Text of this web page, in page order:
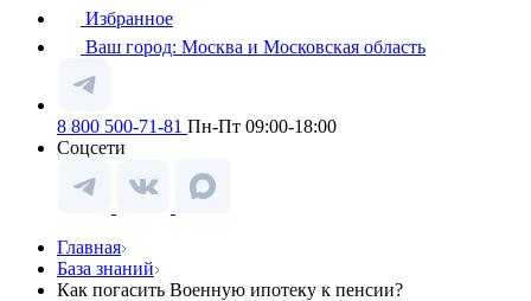
Избранное
Ваш город: Москва и Московская область
8 800 500-71-81 Пн-Пт 09:00-18:00
Соцсети
Главная
База знаний
Как погасить Военную ипотеку к пенсии?